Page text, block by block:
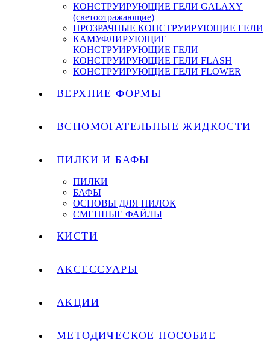
КОНСТРУИРУЮЩИЕ ГЕЛИ GALAXY
(светоотражающие)
ПРОЗРАЧНЫЕ КОНСТРУИРУЮЩИЕ ГЕЛИ
КАМУФЛИРУЮЩИЕ
КОНСТРУИРУЮЩИЕ ГЕЛИ
КОНСТРУИРУЮЩИЕ ГЕЛИ FLASH
КОНСТРУИРУЮЩИЕ ГЕЛИ FLOWER
ВЕРХНИЕ ФОРМЫ
ВСПОМОГАТЕЛЬНЫЕ ЖИДКОСТИ
ПИЛКИ И БАФЫ
ПИЛКИ
БАФЫ
ОСНОВЫ ДЛЯ ПИЛОК
СМЕННЫЕ ФАЙЛЫ
КИСТИ
АКСЕССУАРЫ
АКЦИИ
МЕТОДИЧЕСКОЕ ПОСОБИЕ